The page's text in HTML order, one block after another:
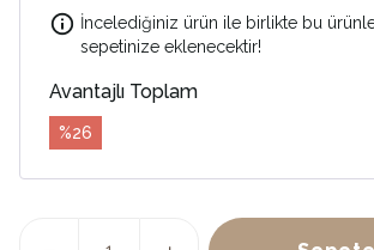
İncelediğiniz ürün ile birlikte bu
sepetinize eklenecektir!
Avantajlı Toplam
%26